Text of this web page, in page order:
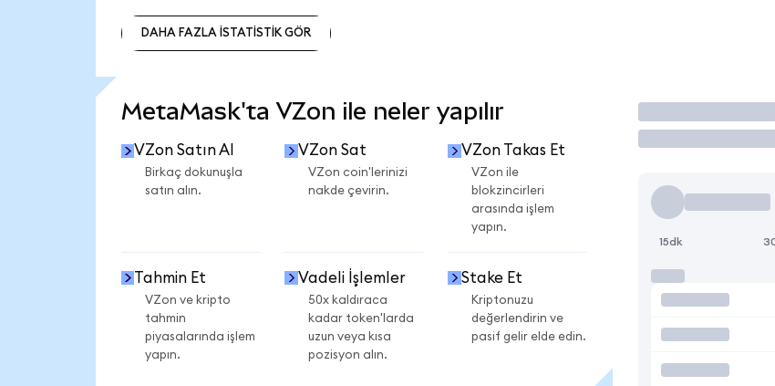
DAHA FAZLA İSTATİSTİK GÖR
MetaMask'ta VZon ile neler yapılır
VZon Satın Al
Birkaç dokunuşla
satın alın.
VZon Sat
VZon coin'lerinizi
nakde çevirin.
VZon Takas Et
VZon ile
blokzincirleri
arasında işlem
yapın.
Tahmin Et
VZon ve kripto
tahmin
piyasalarında işlem
yapın.
Vadeli İşlemler
50x kaldıraca
kadar token'larda
uzun veya kısa
pozisyon alın.
Stake Et
Kriptonuzu
değerlendirin ve
pasif gelir elde edin.
İşlem Yap
15dk